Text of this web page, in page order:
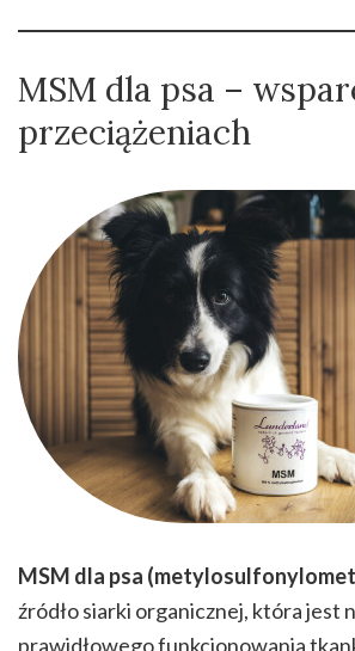
MSM dla psa –
przeciążeniach
MSM dla psa
źródło siarki organicznej, która jest
prawidłowego funkcjonowania